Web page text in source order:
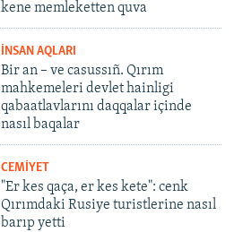
kene memleketten quva
İNSAN AQLARI
Bir an – ve casussıñ. Qırım
mahkemeleri devlet hainligi
qabaatlavlarını daqqalar içinde
nasıl baqalar
CEMİYET
"Er kes qaça, er kes kete": cenk
Qırımdaki Rusiye turistlerine nasıl
barıp yetti